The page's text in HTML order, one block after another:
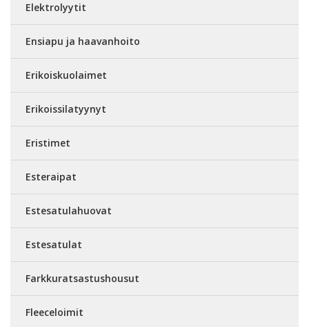
Elektrolyytit
Ensiapu ja haavanhoito
Erikoiskuolaimet
Erikoissilatyynyt
Eristimet
Esteraipat
Estesatulahuovat
Estesatulat
Farkkuratsastushousut
Fleeceloimit